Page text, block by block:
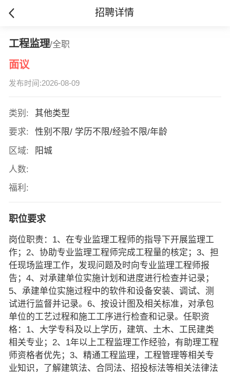
招聘详情
工程监理/全职
面议
发布时间:2026-08-09
类别:
其他类型
要求:
性别不限/ 学历不限/经验不限/年龄
区域:
阳城
人数:
福利:
职位要求
岗位职责：1、在专业监理工程师的指导下开展监理工
作；2、协助专业监理工程师完成工程量的核定；3、担
任现场监理工作，发现问题及时向专业监理工程师报
告；4、对承建单位实施计划和进度进行检查并记录；
5、承建单位实施过程中的软件和设备安装、调试、测
试进行监督并记录。6、按设计图及相关标准，对承包
单位的工艺过程和施工工序进行检查和记录。任职资
格：1、大学专科及以上学历，建筑、土木、工民建类
相关专业；2、1年以上工程监理工作经验，有助理工程
师资格者优先；3、精通工程监理，工程管理等相关专
业知识，了解建筑法、合同法、招投标法等相关法律法